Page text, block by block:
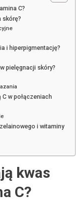
C?
skórę?
i hiperpigmentację?
pielęgnacji skóry?
w połączeniach
i witaminy
kwas
C?